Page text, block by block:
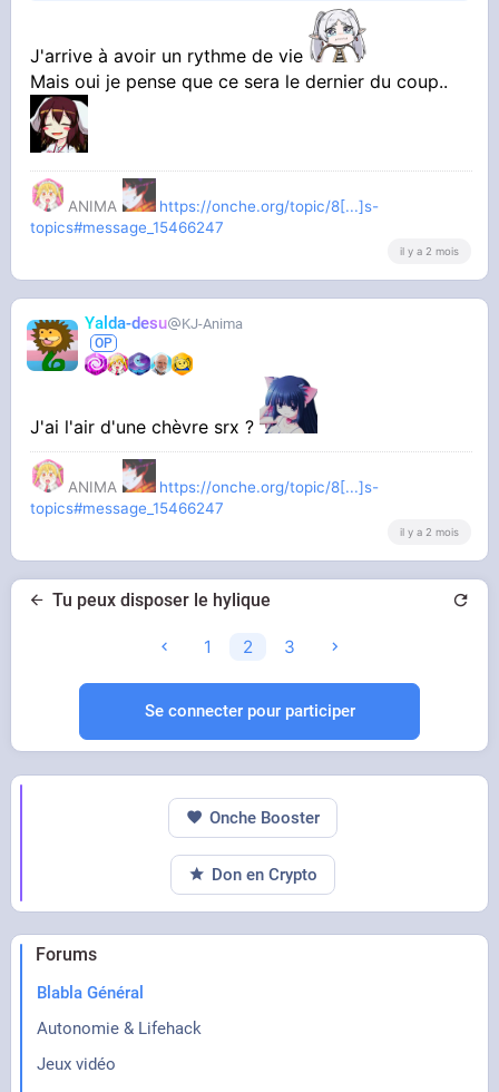
Mais c'est surtout que si tu as déjà du mal à
avoir une hygiène de vie imagine avec encore
les contraintes supplémentaires d'un
métabolisme de petit vieux...
J'arrive à avoir un rythme de vie
Mais oui je pense que ce sera le dernier du coup..
ANIMA
https://onche.org/topic/8[...]s-
topics#message_15466247
il y a 2 mois
Yalda-desu KJ-Anima
J'ai l'air d'une chèvre srx ?
ANIMA
https://onche.org/topic/8[...]s-
topics#message_15466247
il y a 2 mois
Tu peux disposer le hylique
1 2 3
Se connecter pour participer
Forums
Blabla Général
Autonomie & Lifehack
Jeux vidéo
Onche Booster
Don en Crypto